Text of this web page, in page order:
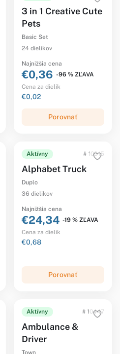
3 in 1 Creative Cute
Pets
Basic Set
24 dielikov
Najnižšia cena
€0,36 -96 % ZĽAVA
Cena za dielik
€0,02
Porovnať
Aktívny # 10915
Alphabet Truck
Duplo
36 dielikov
Najnižšia cena
€24,34 -19 % ZĽAVA
Cena za dielik
€0,68
Porovnať
Aktívny # 10447
Ambulance &
Driver
Town